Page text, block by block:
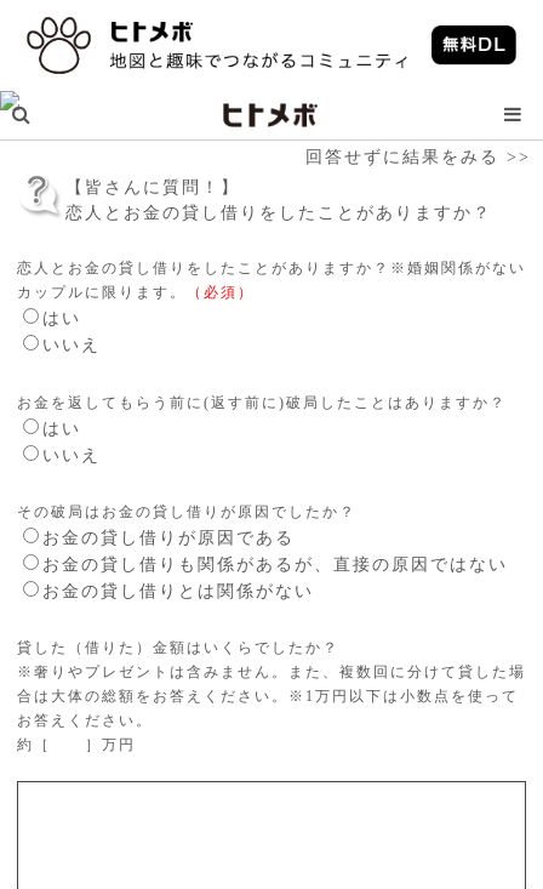
回答せずに結果をみる >>
【皆さんに質問！】
恋人とお金の貸し借りをしたことがありますか？
恋人とお金の貸し借りをしたことがありますか？※婚姻関係がない
カップルに限ります。
（必須）
はい
いいえ
お金を返してもらう前に(返す前に)破局したことはありますか？
はい
いいえ
その破局はお金の貸し借りが原因でしたか？
お金の貸し借りが原因である
お金の貸し借りも関係があるが、直接の原因ではない
お金の貸し借りとは関係がない
貸した（借りた）金額はいくらでしたか？
※奢りやプレゼントは含みません。また、複数回に分けて貸した場
合は大体の総額をお答えください。※1万円以下は小数点を使って
お答えください。
約［ ］万円